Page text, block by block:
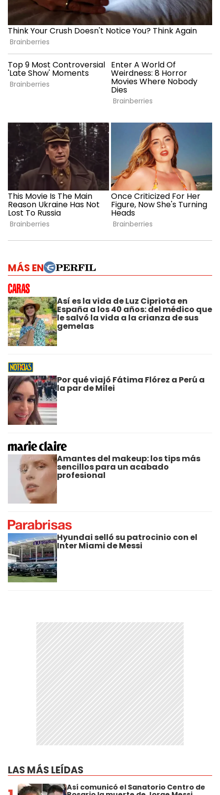
MÁS EN
Así es la vida de Luz Cipriota en
España a los 40 años: del médico que
le salvó la vida a la crianza de sus
gemelas
Por qué viajó Fátima Flórez a Perú a
la par de Milei
Amantes del makeup: los tips más
sencillos para un acabado
profesional
Hyundai selló su patrocinio con el
Inter Miami de Messi
LAS MÁS LEÍDAS
Así comunicó el Sanatorio Centro de